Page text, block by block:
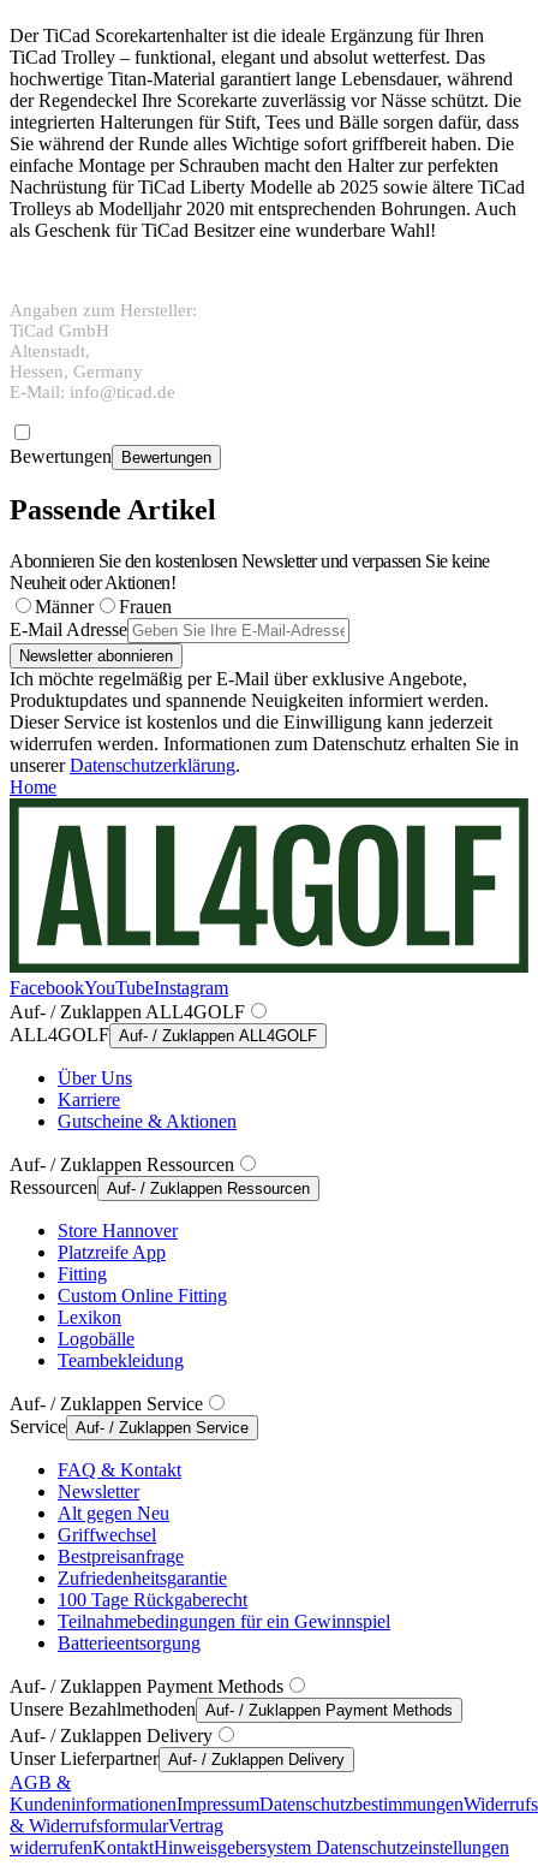
Der TiCad Scorekartenhalter ist die ideale Ergänzung für Ihren
TiCad Trolley – funktional, elegant und absolut wetterfest. Das
hochwertige Titan-Material garantiert lange Lebensdauer, während
der Regendeckel Ihre Scorekarte zuverlässig vor Nässe schützt. Die
integrierten Halterungen für Stift, Tees und Bälle sorgen dafür, dass
Sie während der Runde alles Wichtige sofort griffbereit haben. Die
einfache Montage per Schrauben macht den Halter zur perfekten
Nachrüstung für TiCad Liberty Modelle ab 2025 sowie ältere TiCad
Trolleys ab Modelljahr 2020 mit entsprechenden Bohrungen. Auch
als Geschenk für TiCad Besitzer eine wunderbare Wahl!
Angaben zum Hersteller:
TiCad GmbH
Altenstadt,
Hessen, Germany
E-Mail: info@ticad.de
Bewertungen Bewertungen
Passende Artikel
Abonnieren Sie den kostenlosen Newsletter und verpassen Sie keine
Neuheit oder Aktionen!
Männer
Frauen
E-Mail Adresse
Newsletter abonnieren
Ich möchte regelmäßig per E-Mail über exklusive Angebote,
Produktupdates und spannende Neuigkeiten informiert werden.
Dieser Service ist kostenlos und die Einwilligung kann jederzeit
widerrufen werden. Informationen zum Datenschutz erhalten Sie in
unsererDatenschutzerklärung.
Home
FacebookYouTubeInstagram
Auf- / Zuklappen ALL4GOLF
ALL4GOLF Auf- / Zuklappen ALL4GOLF
Über Uns
Karriere
Gutscheine & Aktionen
Auf- / Zuklappen Ressourcen
Ressourcen Auf- / Zuklappen Ressourcen
Store Hannover
Platzreife App
Fitting
Custom Online Fitting
Lexikon
Logobälle
Teambekleidung
Auf- / Zuklappen Service
Service Auf- / Zuklappen Service
FAQ & Kontakt
Newsletter
Alt gegen Neu
Griffwechsel
Bestpreisanfrage
Zufriedenheitsgarantie
100 Tage Rückgaberecht
Teilnahmebedingungen für ein Gewinnspiel
Batterieentsorgung
Auf- / Zuklappen Payment Methods
Unsere Bezahlmethoden Auf- / Zuklappen Payment Methods
Auf- / Zuklappen Delivery
Unser Lieferpartner Auf- / Zuklappen Delivery
AGB &
KundeninformationenImpressumDatenschutzbestimmungen
& WiderrufsformularVertrag
widerrufenKontaktHinweisgebersystem Datenschutzeinstellungen